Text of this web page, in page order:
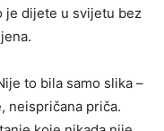
je dijete u svijetu bez
to bila samo slika –
neispričana priča.